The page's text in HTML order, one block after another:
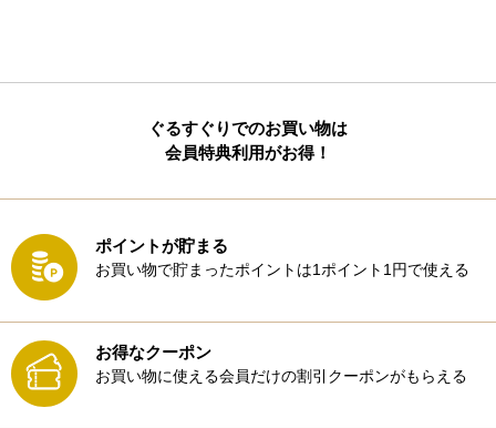
ぐるすぐりでのお買い物は
会員特典利用がお得！
ポイントが貯まる
お買い物で貯まったポイントは1ポイント1円で使える
お得なクーポン
お買い物に使える会員だけの割引クーポンがもらえる